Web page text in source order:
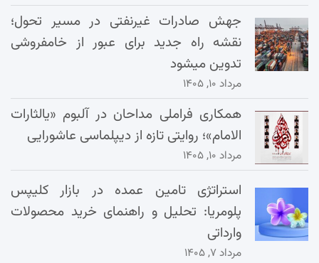
جهش صادرات غیرنفتی در مسیر تحول؛
نقشه راه جدید برای عبور از خامفروشی
تدوین میشود
مرداد ۱۰, ۱۴۰۵
همکاری فراملی مداحان در آلبوم «یالثارات
الامام»؛ روایتی تازه از دیپلماسی عاشورایی
مرداد ۱۰, ۱۴۰۵
استراتژی تامین عمده در بازار کلیپس
پلومریا: تحلیل و راهنمای خرید محصولات
وارداتی
مرداد ۷, ۱۴۰۵